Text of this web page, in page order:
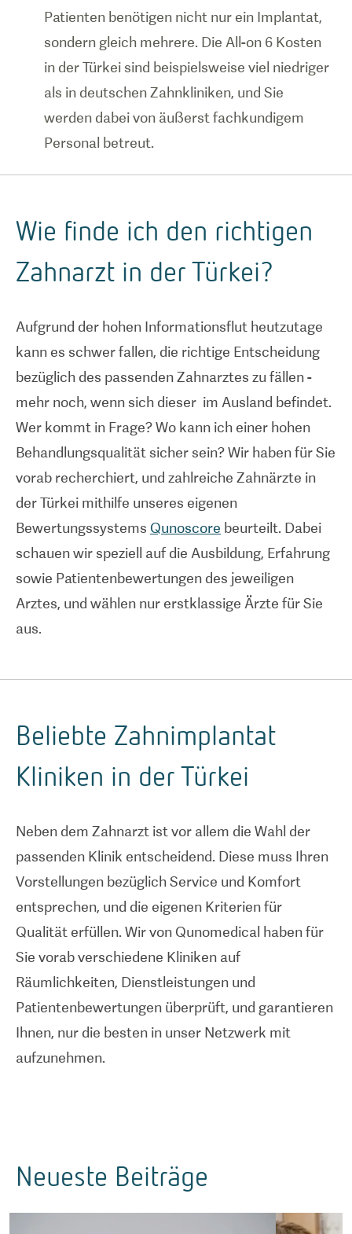
Patienten benötigen nicht nur ein Implantat,
sondern gleich mehrere. Die All-on 6 Kosten
in der Türkei sind beispielsweise viel niedriger
als in deutschen Zahnkliniken, und Sie
werden dabei von äußerst fachkundigem
Personal betreut.
Wie finde ich den richtigen
Zahnarzt in der Türkei?
Aufgrund der hohen Informationsflut heutzutage
kann es schwer fallen, die richtige Entscheidung
bezüglich des passenden Zahnarztes zu fällen -
mehr noch, wenn sich dieser im Ausland befindet.
Wer kommt in Frage? Wo kann ich einer hohen
Behandlungsqualität sicher sein? Wir haben für Sie
vorab recherchiert, und zahlreiche Zahnärzte in
der Türkei mithilfe unseres eigenen
Bewertungssystems Qunoscore beurteilt. Dabei
schauen wir speziell auf die Ausbildung, Erfahrung
sowie Patientenbewertungen des jeweiligen
Arztes, und wählen nur erstklassige Ärzte für Sie
aus.
Beliebte Zahnimplantat
Kliniken in der Türkei
Neben dem Zahnarzt ist vor allem die Wahl der
passenden Klinik entscheidend. Diese muss Ihren
Vorstellungen bezüglich Service und Komfort
entsprechen, und die eigenen Kriterien für
Qualität erfüllen. Wir von Qunomedical haben für
Sie vorab verschiedene Kliniken auf
Räumlichkeiten, Dienstleistungen und
Patientenbewertungen überprüft, und garantieren
Ihnen, nur die besten in unser Netzwerk mit
aufzunehmen.
Neueste Beiträge